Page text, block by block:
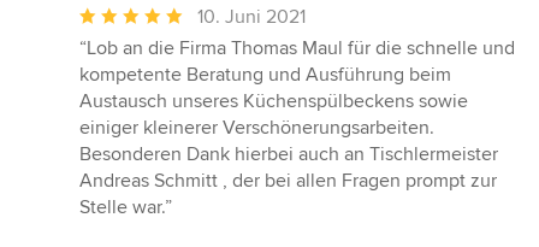
Durchschnittliche
Bewertung:
5
von
5
Sternen
10. Juni 2021
“Lob an die Firma Thomas Maul für die schnelle und
kompetente Beratung und Ausführung beim
Austausch unseres Küchenspülbeckens sowie
einiger kleinerer Verschönerungsarbeiten.
Besonderen Dank hierbei auch an Tischlermeister
Andreas Schmitt , der bei allen Fragen prompt zur
Stelle war.”